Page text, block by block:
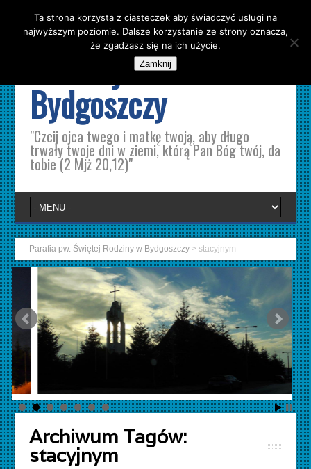
Parafia pw. Świętej
Rodziny w
Bydgoszczy
"Czcij ojca twego i matkę twoją, aby długo
trwały twoje dni w ziemi, którą Pan Bóg twój, da
tobie (2 Mjż 20,12)"
Parafia pw. Świętej Rodziny w Bydgoszczy >stacyjnym
Archiwum Tagów:
stacyjnym
Ta strona korzysta z ciasteczek aby świadczyć usługi na
najwyższym poziomie. Dalsze korzystanie ze strony oznacza,
że zgadzasz się na ich użycie.
Zamknij